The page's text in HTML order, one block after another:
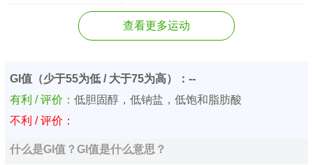
查看更多运动
GI值（少于55为低 / 大于75为高）：--
有利 / 评价： 低胆固醇，低钠盐，低饱和脂肪酸
不利 / 评价：
什么是GI值？GI值是什么意思？